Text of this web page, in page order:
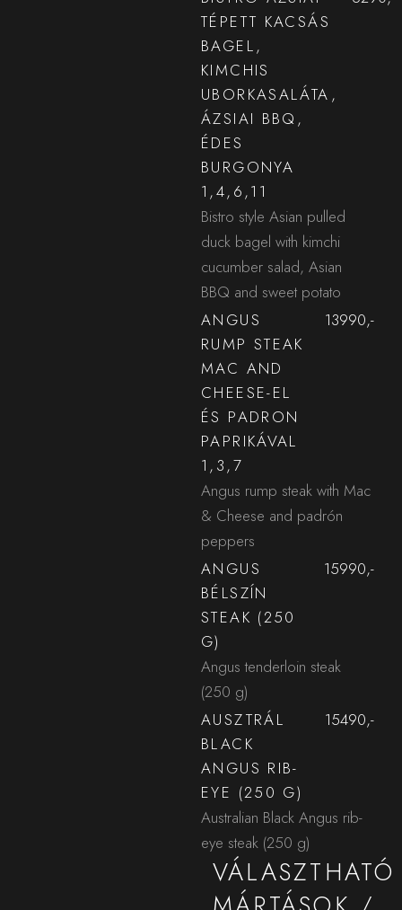
TÉPETT KACSÁS
BAGEL,
KIMCHIS
UBORKASALÁTA,
ÁZSIAI BBQ,
ÉDES
BURGONYA
1,4,6,11
Bistro style Asian pulled
duck bagel with kimchi
cucumber salad, Asian
BBQ and sweet potato
ANGUS
RUMP STEAK
MAC AND
CHEESE-EL
ÉS PADRON
PAPRIKÁVAL
1,3,7
13990,-
Angus rump steak with Mac
& Cheese and padrón
peppers
ANGUS
BÉLSZÍN
STEAK (250
G)
15990,-
Angus tenderloin steak
(250 g)
AUSZTRÁL
BLACK
ANGUS RIB-
EYE (250 G)
15490,-
Australian Black Angus rib-
eye steak (250 g)
VÁLASZTHATÓ